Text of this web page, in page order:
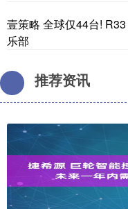
壹策略 全球仅44台!
乐部
推荐资讯